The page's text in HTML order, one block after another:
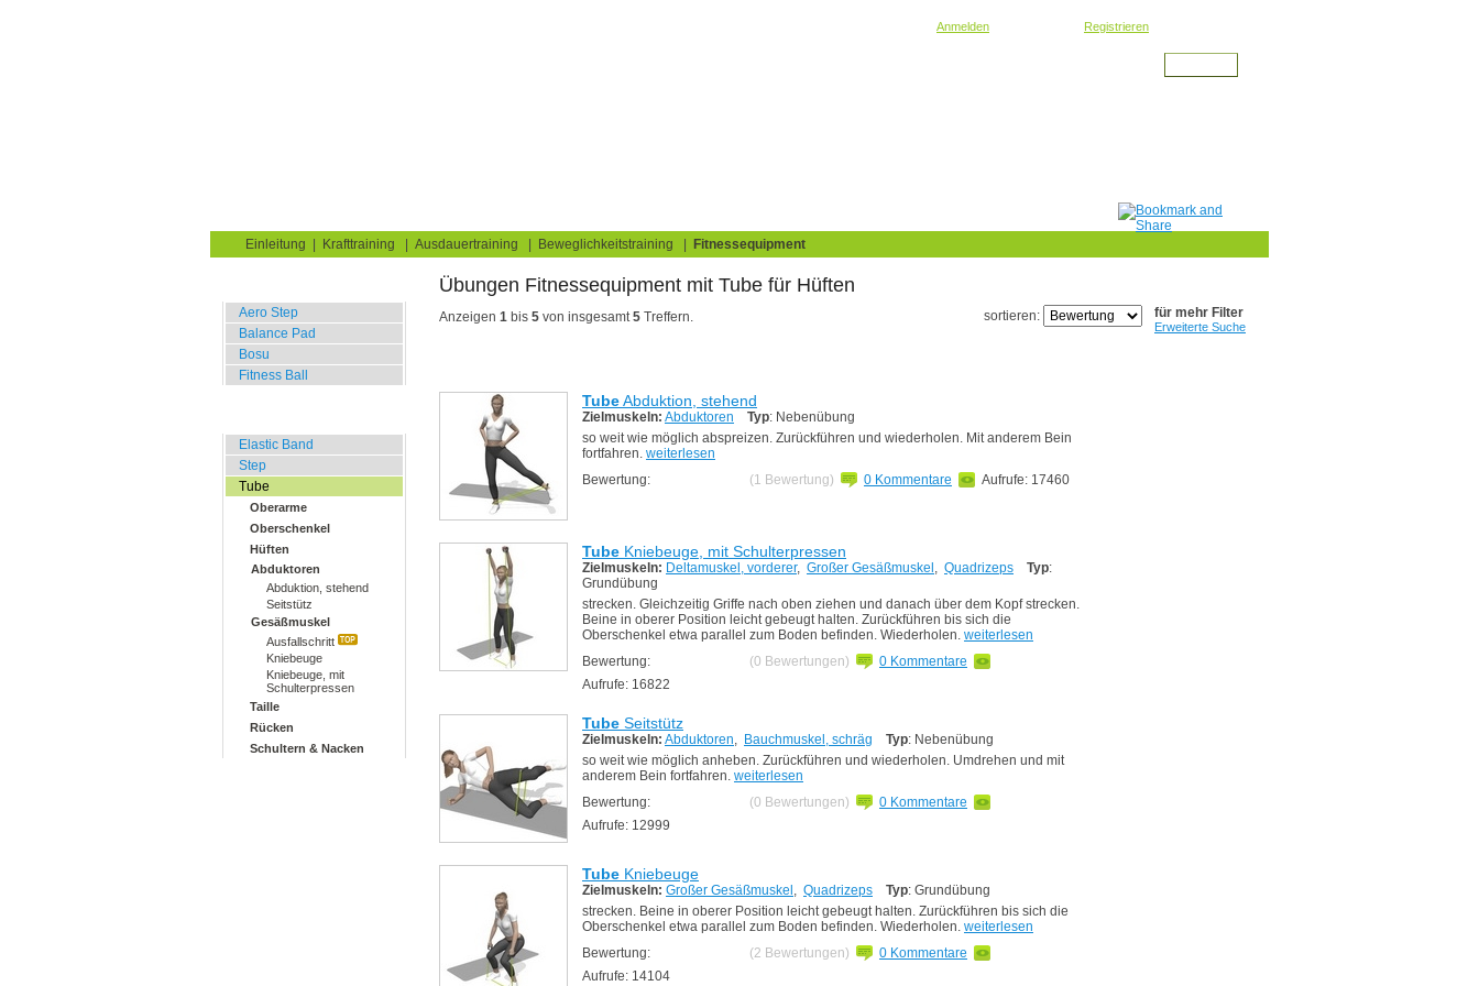
Anmelden Registrieren
Einleitung Krafttraining Ausdauertraining Beweglichkeitstraining Fitnessequipment
Aero Step
Balance Pad
Bosu
Fitness Ball
Elastic Band
Step
Tube
Oberarme
Oberschenkel
Hüften
Abduktoren
Abduktion, stehend
Seitstütz
Gesäßmuskel
Ausfallschritt
Kniebeuge
Kniebeuge, mit
Schulterpressen
Taille
Rücken
Schultern & Nacken
Übungen Fitnessequipment für Hüften
Anzeigen 1 bis 5 von insgesamt5 Treffern. für mehr Filter
Erweiterte Suche
sortieren:
TubeAbduktion, stehend
Zielmuskeln: Abduktoren Typ: Nebenübung
so weit wie möglich abspreizen. Zurückführen und wiederholen. Mit anderem Bein
fortfahren. weiterlesen
Bewertung:
(1 Bewertung) 0 Kommentare Aufrufe: 17460
Tube Kniebeuge, mit Schulterpressen
Zielmuskeln: Deltamuskel, vorderer, Großer Gesäßmuskel , Quadrizeps Typ:
Grundübung
strecken. Gleichzeitig Griffe nach oben ziehen und danach über dem Kopf strecken.
Beine in oberer Position leicht gebeugt halten. Zurückführen bis sich die
Oberschenkel etwa parallel zum Boden befinden. Wiederholen. weiterlesen
Bewertung:
(0 Bewertungen)
0 Kommentare
Aufrufe: 16822
Tube Seitstütz
Zielmuskeln: Abduktoren Bauchmuskel, schräg Typ: Nebenübung
so weit wie möglich anheben. Zurückführen und wiederholen. Umdrehen und mit
anderem Bein fortfahren. weiterlesen
Bewertung:
(0 Bewertungen)
0 Kommentare
Aufrufe: 12999
Tube Kniebeuge
Zielmuskeln: Großer Gesäßmuskel Quadrizeps Typ: Grundübung
strecken. Beine in oberer Position leicht gebeugt halten. Zurückführen bis sich die
Oberschenkel etwa parallel zum Boden befinden. Wiederholen. weiterlesen
Bewertung:
(2 Bewertungen)
0 Kommentare
Aufrufe: 14104